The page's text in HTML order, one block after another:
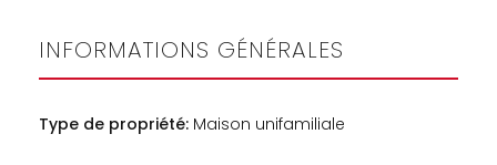
INFORMATIONS GÉNÉRALES
Type de propriété: Maison unifamiliale